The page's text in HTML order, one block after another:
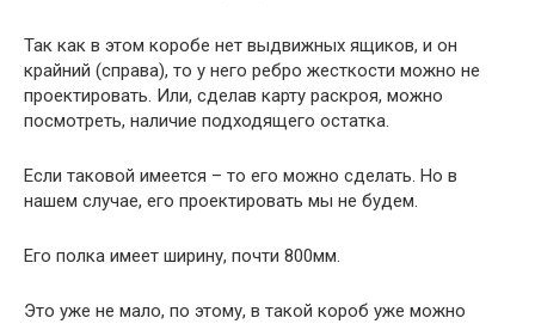
Так как в этом коробе нет выдвижных ящиков, и он
крайний (справа), то у него ребро жесткости можно не
проектировать. Или, сделав карту раскроя, можно
посмотреть, наличие подходящего остатка.
Если таковой имеется – то его можно сделать. Но в
нашем случае, его проектировать мы не будем.
Его полка имеет ширину, почти 800мм.
Это уже не мало, по этому, в такой короб уже можно